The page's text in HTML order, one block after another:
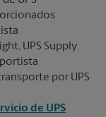
UPS Supply
por UPS
de UPS